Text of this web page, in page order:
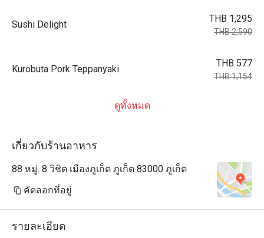
Sushi Delight
THB 1,295
THB 2,590
Kurobuta Pork Teppanyaki
THB 577
THB 1,154
ดูทั้งหมด
เกี่ยวกับร้านอาหาร
88 หมู่. 8 วิชิต เมืองภูเก็ต ภูเก็ต 83000 ภูเก็ต
คัดลอกที่อยู่
รายละเอียด